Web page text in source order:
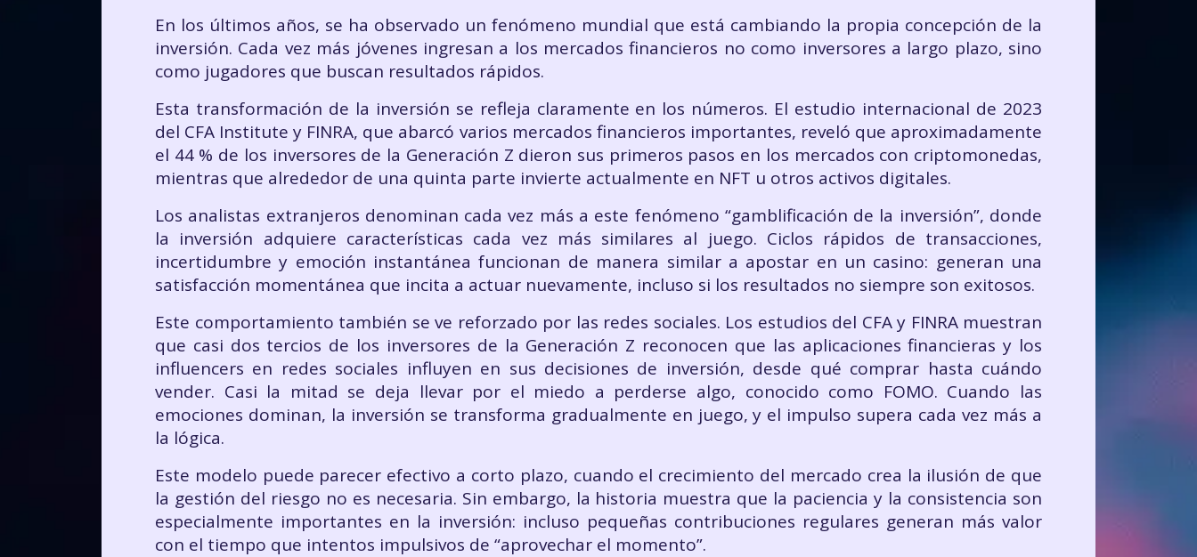
En los últimos años, se ha observado un fenómeno mundial que está cambiando la propia concepción de la
inversión. Cada vez más jóvenes ingresan a los mercados financieros no como inversores a largo plazo, sino
como jugadores que buscan resultados rápidos.
Esta transformación de la inversión se refleja claramente en los números. El estudio internacional de 2023
del CFA Institute y FINRA, que abarcó varios mercados financieros importantes, reveló que aproximadamente
el 44 % de los inversores de la Generación Z dieron sus primeros pasos en los mercados con criptomonedas,
mientras que alrededor de una quinta parte invierte actualmente en NFT u otros activos digitales.
Los analistas extranjeros denominan cada vez más a este fenómeno “gamblificación de la inversión”, donde
la inversión adquiere características cada vez más similares al juego. Ciclos rápidos de transacciones,
incertidumbre y emoción instantánea funcionan de manera similar a apostar en un casino: generan una
satisfacción momentánea que incita a actuar nuevamente, incluso si los resultados no siempre son exitosos.
Este comportamiento también se ve reforzado por las redes sociales. Los estudios del CFA y FINRA muestran
que casi dos tercios de los inversores de la Generación Z reconocen que las aplicaciones financieras y los
influencers en redes sociales influyen en sus decisiones de inversión, desde qué comprar hasta cuándo
vender. Casi la mitad se deja llevar por el miedo a perderse algo, conocido como FOMO. Cuando las
emociones dominan, la inversión se transforma gradualmente en juego, y el impulso supera cada vez más a
la lógica.
Este modelo puede parecer efectivo a corto plazo, cuando el crecimiento del mercado crea la ilusión de que
la gestión del riesgo no es necesaria. Sin embargo, la historia muestra que la paciencia y la consistencia son
especialmente importantes en la inversión: incluso pequeñas contribuciones regulares generan más valor
con el tiempo que intentos impulsivos de “aprovechar el momento”.